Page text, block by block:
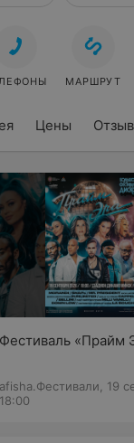
Цены
МАРШРУТ
Фестиваль «Прайм
afisha.Фестивали, 19
18:00